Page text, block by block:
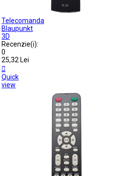
Telecomanda
Blaupunkt
3D
Recenzie(i):
0
25,32 Lei

Quick
view